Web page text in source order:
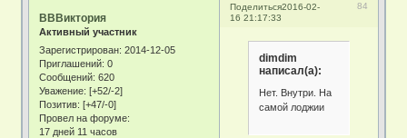
Поделиться 84
2016-02-
16 21:17:33
ВВВиктория
Активный участник
Зарегистрирован: 2014-12-05
Приглашений: 0
Сообщений: 620
Уважение: [+52/-2]
Позитив: [+47/-0]
Провел на форуме:
17 дней 11 часов
dimdim
написал(а):
Нет. Внутри. На
самой лоджии